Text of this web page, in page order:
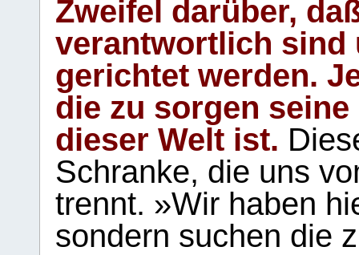
Zweifel darüber,
verantwortlich sind
gerichtet werden.
die zu sorgen
dieser Welt ist.
Schranke, die uns
trennt. »Wir haben
sondern suchen die